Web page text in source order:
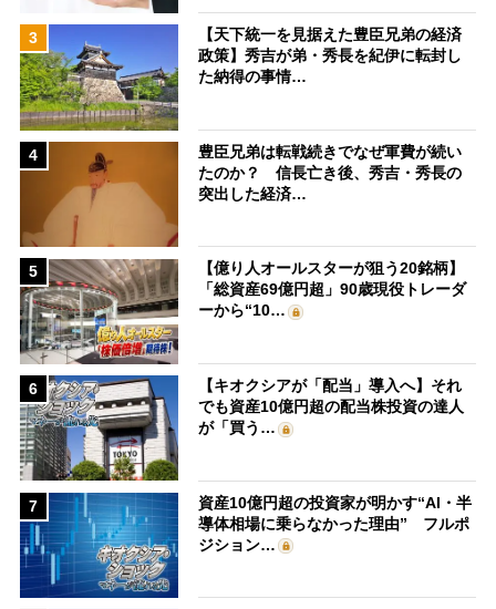
3
【天下統一を見据えた豊臣兄弟の経済
政策】秀吉が弟・秀長を紀伊に転封し
た納得の事情…
4
豊臣兄弟は転戦続きでなぜ軍費が続い
たのか？ 信長亡き後、秀吉・秀長の
突出した経済…
5
【億り人オールスターが狙う20銘柄】
「総資産69億円超」90歳現役トレーダ
ーから“10…
6
【キオクシアが「配当」導入へ】それ
でも資産10億円超の配当株投資の達人
が「買う…
7
資産10億円超の投資家が明かす“AI・半
導体相場に乗らなかった理由” フルポ
ジション…